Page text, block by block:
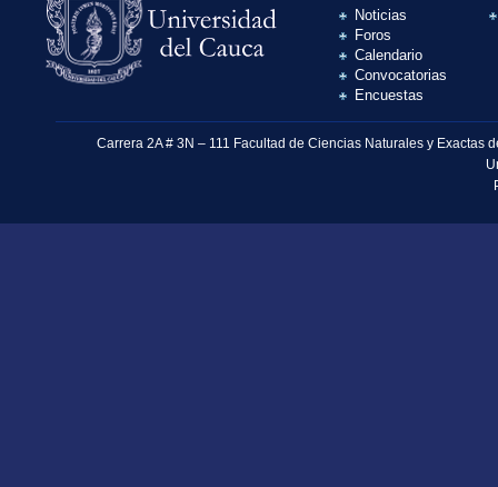
Noticias
Foros
Calendario
Convocatorias
Encuestas
Carrera 2A # 3N – 111 Facultad de Ciencias Naturales y